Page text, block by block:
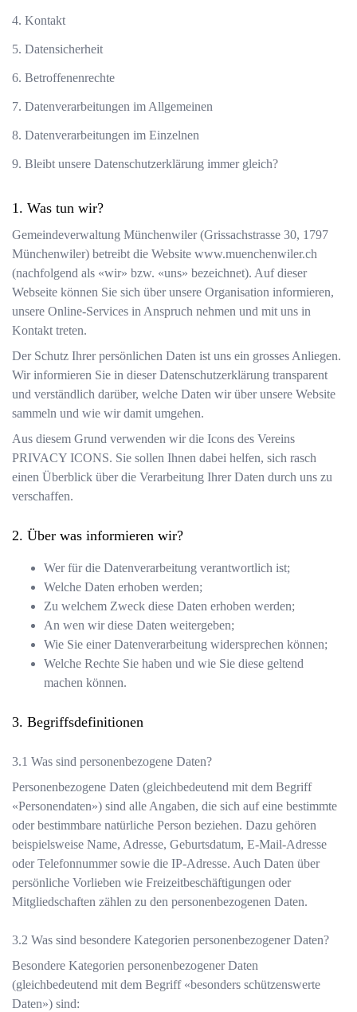
4. Kontakt
5. Datensicherheit
6. Betroffenenrechte
7. Datenverarbeitungen im Allgemeinen
8. Datenverarbeitungen im Einzelnen
9. Bleibt unsere Datenschutzerklärung immer gleich?
Was tun wir?
Gemeindeverwaltung Münchenwiler(Grissachstrasse 30, 1797
Münchenwiler) betreibt die Website www.muenchenwiler.ch
(nachfolgend als «wir» bzw. «uns» bezeichnet). Auf dieser
Webseite können Sie sich über unsere Organisation informieren,
unsere Online-Services in Anspruch nehmen und mit uns in
Kontakt treten.
Der Schutz Ihrer persönlichen Daten ist uns ein grosses Anliegen.
Wir informieren Sie in dieser Datenschutzerklärung transparent
und verständlich darüber, welche Daten wir über unsere Website
sammeln und wie wir damit umgehen.
Aus diesem Grund verwenden wir die Icons des Vereins
PRIVACY ICONS. Sie sollen Ihnen dabei helfen, sich rasch
einen Überblick über die Verarbeitung Ihrer Daten durch uns zu
verschaffen.
Über was informieren wir?
Wer für die Datenverarbeitung verantwortlich ist;
Welche Daten erhoben werden;
Zu welchem Zweck diese Daten erhoben werden;
An wen wir diese Daten weitergeben;
Wie Sie einer Datenverarbeitung widersprechen können;
Welche Rechte Sie haben und wie Sie diese geltend
machen können.
Begriffsdefinitionen
Was sind personenbezogene Daten?
Personenbezogene Daten (gleichbedeutend mit dem Begriff
«Personendaten») sind alle Angaben, die sich auf eine bestimmte
oder bestimmbare natürliche Person beziehen. Dazu gehören
beispielsweise Name, Adresse, Geburtsdatum, E-Mail-Adresse
oder Telefonnummer sowie die IP-Adresse. Auch Daten über
persönliche Vorlieben wie Freizeitbeschäftigungen oder
Mitgliedschaften zählen zu den personenbezogenen Daten.
Was sind besondere Kategorien personenbezogener Daten?
Besondere Kategorien personenbezogener Daten
(gleichbedeutend mit dem Begriff «besonders schützenswerte
Daten») sind: